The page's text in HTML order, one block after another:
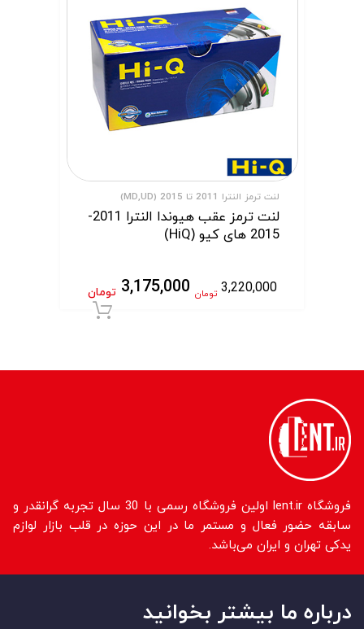
لنت ترمز النترا 2011 تا 2015 (MD,UD)
لنت ترمز عقب هیوندا النترا 2011-
2015 های کیو (HiQ)
3,220,000 تومان 3,175,000 تومان
فروشگاه lent.ir اولین فروشگاه رسمی با 30 سال تجربه گرانقدر و
سابقه حضور فعال و مستمر ما در این حوزه در قلب بازار لوازم
یدکی تهران و ایران می‌باشد.
درباره ما بیشتر بخوانید